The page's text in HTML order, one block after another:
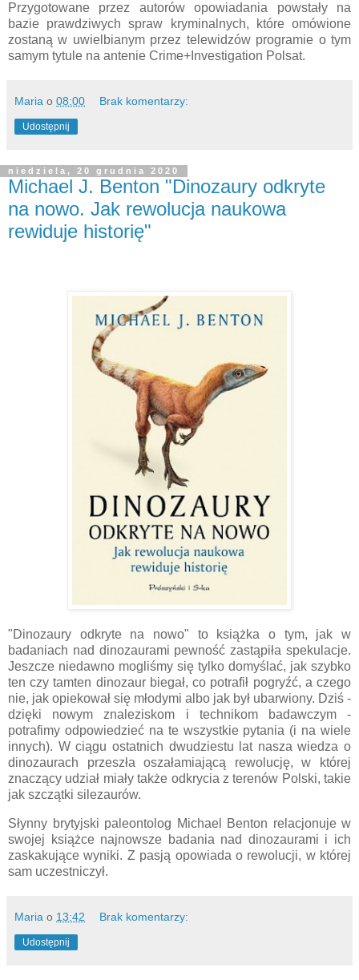
Przygotowane przez autorów opowiadania powstały na
bazie prawdziwych spraw kryminalnych, które omówione
zostaną w uwielbianym przez telewidzów programie o tym
samym tytule na antenie Crime+Investigation Polsat.
Maria o 08:00 Brak komentarzy:
Udostępnij
niedziela, 20 grudnia 2020
Michael J. Benton "Dinozaury odkryte
na nowo. Jak rewolucja naukowa
rewiduje historię"
"Dinozaury odkryte na nowo" to książka o tym, jak w
badaniach nad dinozaurami pewność zastąpiła spekulacje.
Jeszcze niedawno mogliśmy się tylko domyślać, jak szybko
ten czy tamten dinozaur biegał, co potrafił pogryźć, a czego
nie, jak opiekował się młodymi albo jak był ubarwiony. Dziś -
dzięki nowym znaleziskom i technikom badawczym -
potrafimy odpowiedzieć na te wszystkie pytania (i na wiele
innych). W ciągu ostatnich dwudziestu lat nasza wiedza o
dinozaurach przeszła oszałamiającą rewolucję, w której
znaczący udział miały także odkrycia z terenów Polski, takie
jak szczątki silezaurów.
Słynny brytyjski paleontolog Michael Benton relacjonuje w
swojej książce najnowsze badania nad dinozaurami i ich
zaskakujące wyniki. Z pasją opowiada o rewolucji, w której
sam uczestniczył.
Maria o 13:42 Brak komentarzy:
Udostępnij